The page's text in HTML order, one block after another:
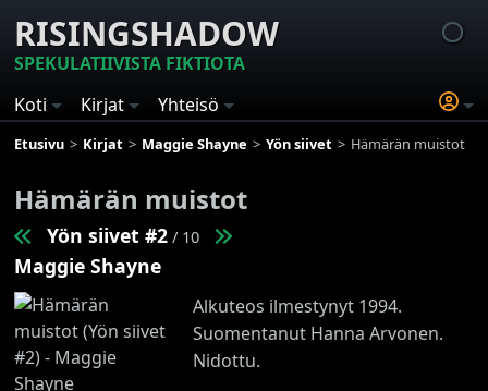
RISINGSHADOW
SPEKULATIIVISTA FIKTIOTA
Koti
Kirjat Yhteisö
Etusivu Kirjat Maggie Shayne Yön siivet Hämärän muistot
Hämärän muistot
Yön siivet #2 / 10
Maggie Shayne
Alkuteos ilmestynyt 1994.
Suomentanut Hanna Arvonen.
Nidottu.